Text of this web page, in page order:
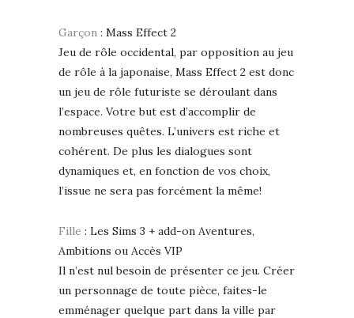
Garçon : Mass Effect 2
Jeu de rôle occidental, par opposition au jeu
de rôle à la japonaise, Mass Effect 2 est donc
un jeu de rôle futuriste se déroulant dans
l’espace. Votre but est d’accomplir de
nombreuses quêtes. L’univers est riche et
cohérent. De plus les dialogues sont
dynamiques et, en fonction de vos choix,
l’issue ne sera pas forcément la même!
Fille : Les Sims 3 + add-on Aventures,
Ambitions ou Accès VIP
Il n’est nul besoin de présenter ce jeu. Créer
un personnage de toute pièce, faites-le
emménager quelque part dans la ville par